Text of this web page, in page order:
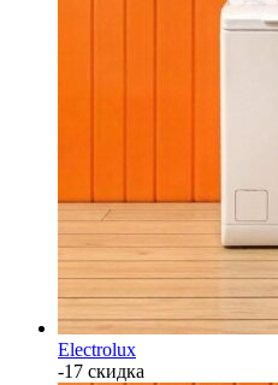
Electrolux
-17 скидка